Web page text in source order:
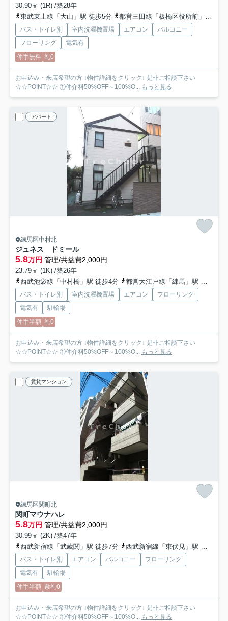
30.90㎡ (1R) /築28年
東武東上線「大山」駅 徒歩5分
都営三田線「板橋区役所前」駅 徒歩6分
バス・トイレ別 室内洗濯機置場 エアコン
バルコニー
フローリング
電気有
仲手無料 礼0
お申込み・来店希望の方 ↓物件詳細をクリック↓ 是非ご相談下さい
☆☆POINT☆☆ ①仲介料50%OFF～100%O...
もっと見る
アパート
練馬区中村北
ジュネス ドミール
5.8万円 管理/共益費2,000円
23.79㎡ (1K) /築26年
西武池袋線「中村橋」駅 徒歩4分
都営大江戸線「練馬」駅 徒歩19分
バス・トイレ別 室内洗濯機置場 エアコン
フローリング
電気有
駐輪場
仲手半額 礼0
お申込み・来店希望の方 ↓物件詳細をクリック↓ 是非ご相談下さい
☆☆POINT☆☆ ①仲介料50%OFF～100%O...
もっと見る
賃貸マンション
練馬区関町北
関町マウナハレ
5.8万円 管理/共益費2,000円
30.99㎡ (2K) /築47年
西武新宿線「武蔵関」駅 徒歩7分
西武新宿線「東伏見」駅 徒歩13分
バス・トイレ別 エアコン バルコニー
フローリング
電気有
駐輪場
仲手半額 敷礼0
お申込み・来店希望の方 ↓物件詳細をクリック↓ 是非ご相談下さい
☆☆POINT☆☆ ①仲介料50%OFF～100%O...
もっと見る